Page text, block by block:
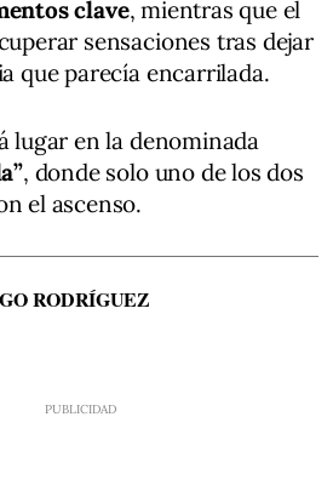
clave, mientras que el
sensaciones tras dejar
que parecía encarrilada.
lugar en la denominada
, donde solo uno de los dos
el ascenso.
RODRÍGUEZ